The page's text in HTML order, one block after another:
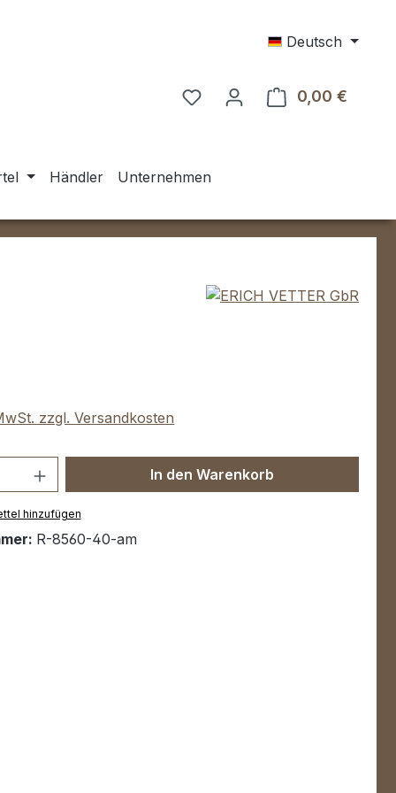
Deutsch
0,00 €
Händler Unternehmen
zzgl. Versandkosten
Gib den gewünschten Wert
In den Warenkorb
hinzufügen
R-8560-40-am